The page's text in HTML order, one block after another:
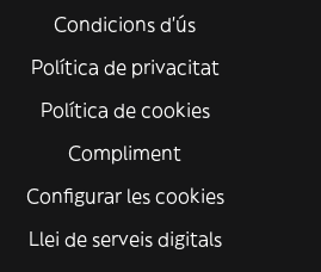
Condicions d'ús
Política de privacitat
Política de cookies
Compliment
Configurar les cookies
Llei de serveis digitals